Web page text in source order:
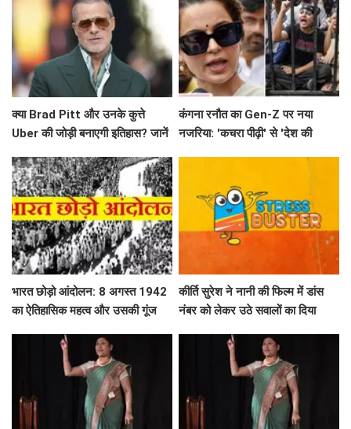
क्या Brad Pitt और उनके कुत्ते
Uber की जोड़ी बनाएगी इतिहास? जानें
कंगना रनौत का Gen-Z पर नया
नजरिया: 'कचरा पीढ़ी' से 'देश की
भारत छोड़ो आंदोलन: 8 अगस्त 1942
का ऐतिहासिक महत्व और उसकी गूंज
कीर्ति सुरेश ने नानी की फिल्म में डांस
नंबर को लेकर उठे सवालों का दिया